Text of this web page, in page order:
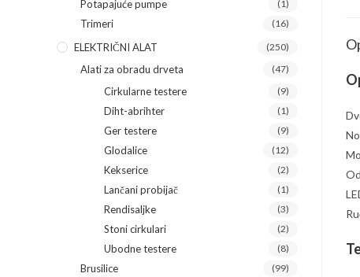
Potapajuće pumpe (1)
Trimeri (16)
ELEKTRIČNI ALAT (250)
Alati za obradu drveta (47)
Cirkularne testere (9)
Diht-abrihter (1)
Ger testere (9)
Glodalice (12)
Kekserice (2)
Lančani probijač (1)
Rendisaljke (3)
Stoni cirkulari (2)
Ubodne testere (8)
Brusilice (99)